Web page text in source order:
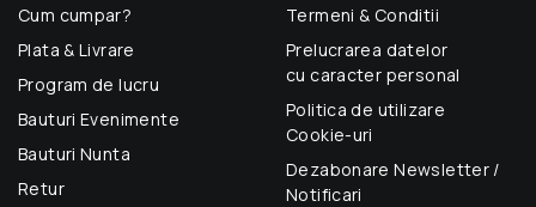
Cum cumpar?
Plata & Livrare
Program de lucru
Bauturi Evenimente
Bauturi Nunta
Retur
Termeni & Conditii
Prelucrarea datelor
cu caracter personal
Politica de utilizare
Cookie-uri
Dezabonare Newsletter /
Notificari